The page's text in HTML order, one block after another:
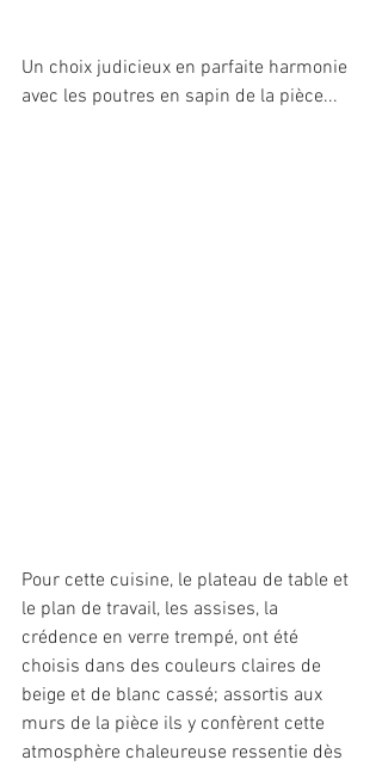
Un choix judicieux en parfaite harmonie
avec les poutres en sapin de la pièce...
Pour cette cuisine, le plateau de table et
le plan de travail, les assises, la
crédence en verre trempé, ont été
choisis dans des couleurs claires de
beige et de blanc cassé; assortis aux
murs de la pièce ils y confèrent cette
atmosphère chaleureuse ressentie dès